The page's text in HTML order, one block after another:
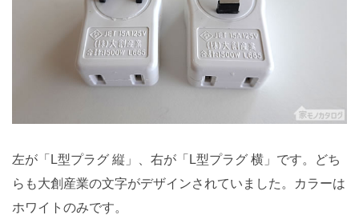
左が「L型プラグ 縦」、右が「L型プラグ 横」です。どち
らも大創産業の文字がデザインされていました。カラーは
ホワイトのみです。